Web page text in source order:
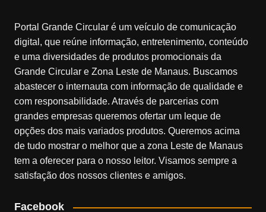
Portal Grande Circular é um veículo de comunicação
digital, que reúne informação, entretenimento, conteúdo
e uma diversidades de produtos promocionais da
Grande Circular e Zona Leste de Manaus. Buscamos
abastecer o internauta com informação de qualidade e
com responsabilidade. Através de parcerias com
grandes empresas queremos ofertar um leque de
opções dos mais variados produtos. Queremos acima
de tudo mostrar o melhor que a zona Leste de Manaus
tem a oferecer para o nosso leitor. Visamos sempre a
satisfação dos nossos clientes e amigos.
Facebook